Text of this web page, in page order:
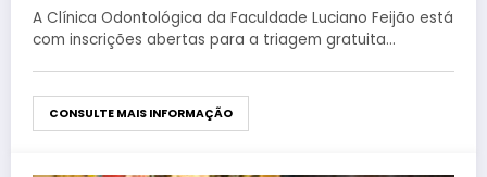
A Clínica Odontológica da Faculdade Luciano Feijão está
com inscrições abertas para a triagem gratuita…
CONSULTE MAIS INFORMAÇÃO